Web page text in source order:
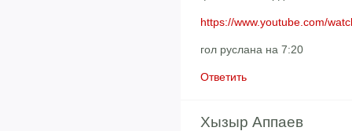
https://www.youtube.com/
гол руслана на 7:20
Ответить
Хызыр Аппаев